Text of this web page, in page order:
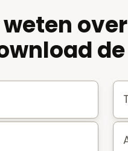
weten